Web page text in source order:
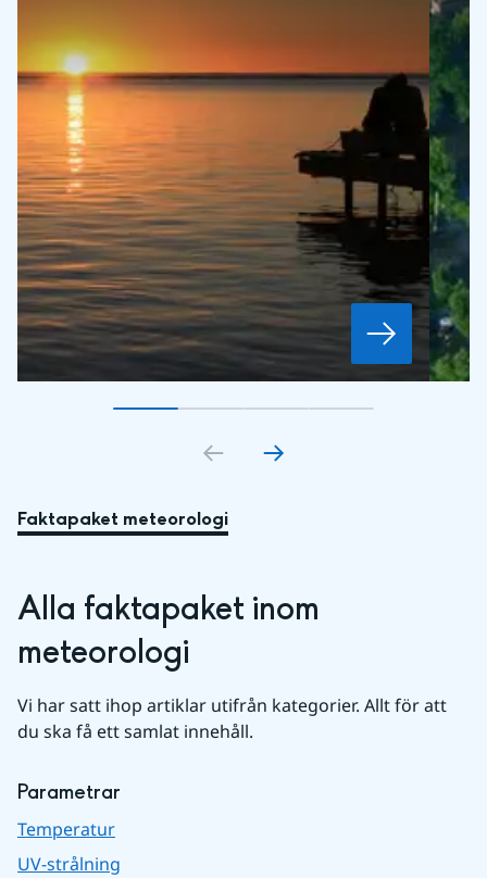
Gå till bildkort1
Gå till bildkort2
Gå till bildkort3
Gå till bildkort
Faktapaket meteorologi
Alla faktapaket inom
meteorologi
Vi har satt ihop artiklar utifrån kategorier. Allt för att
du ska få ett samlat innehåll.
Parametrar
Temperatur
UV-strålning